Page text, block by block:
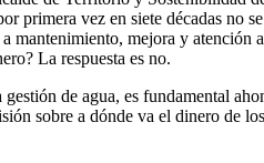
primera vez en siete décadas no
mejora y atención
La respuesta es no.
de agua, es fundamental
sobre a dónde va el dinero de